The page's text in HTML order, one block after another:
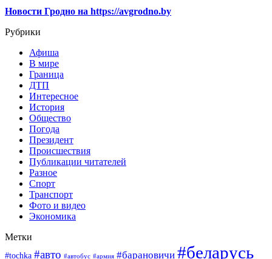
Новости Гродно на https://avgrodno.by
Рубрики
Афиша
В мире
Граница
ДТП
Интересное
История
Общество
Погода
Президент
Происшествия
Публикации читателей
Разное
Спорт
Транспорт
Фото и видео
Экономика
Метки
#tochka #авто #автобус #армия #барановичи #беларусь